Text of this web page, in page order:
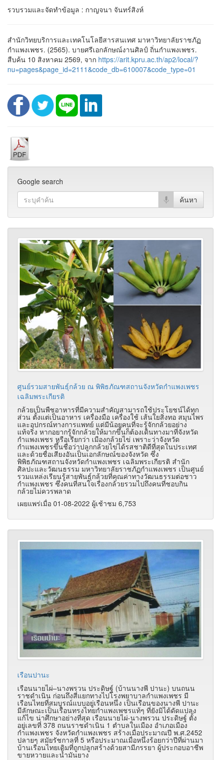
รวบรวมและจัดทำข้อมูล : กาญจนา จันทร์สิงห์
สำนักวิทยบริการและเทคโนโลยีสารสนเทศ มาหาวิทยาลัยราชภัฏ
กำแพงเพชร. (2565). บายศรีเอกลักษณ์งานศิลป์ ถิ่นกำแพงเพชร.
สืบค้น 10 สิงหาคม 2569, จาก https://arit.kpru.ac.th/ap2/local/?
nu=pages&page_id=2111&code_db=610007&code_type=01
Google search
ศูนย์รวมสายพันธุ์กล้วย ณ พิพิธภัณฑสถานจังหวัดกำแพงเพชร
เฉลิมพระเกียรติ
กล้วยเป็นพืชอาหารที่มีความสำคัญสามารถใช้ประโยชน์ได้ทุก
ส่วน ตั้งแต่เป็นอาหาร เครื่องมือ เครื่องใช้ เส้นใยสิ่งทอ สมุนไพร
และอุปกรณ์ทางการแพทย์ แต่มีน้อยคนที่จะรู้จักกล้วยอย่าง
แท้จริง หากอยากรู้จักกล้วยให้มากขึ้นก็ต้องเดินทางมาที่จังหวัด
กำแพงเพชร หรือเรียกว่า เมืองกล้วยไข่ เพราะว่าจังหวัด
กำแพงเพชรขึ้นชื่อว่าปลูกกล้วยไข่ได้รสชาติดีที่สุดในประเทศ
และด้วยชื่อเสียงอันเป็นเอกลักษณ์ของจังหวัด ซึ่ง
พิพิธภัณฑสถานจังหวัดกำแพงเพชร เฉลิมพระเกียรติ สำนัก
ศิลปะและวัฒนธรรม มหาวิทยาลัยราชภัฏกำแพงเพชร เป็นศูนย์
รวมแหล่งเรียนรู้สายพันธุ์กล้วยที่คุณค่าทางวัฒนธรรมต่อชาว
กำแพงเพชร ซึ่งคนที่สนใจเรื่องกล้วยรวมไปถึงคนที่ชอบกิน
กล้วยไม่ควรพลาด
เผยแพร่เมื่อ 01-08-2022 ผู้เช้าชม 6,753
เรือนปานะ
เรือนนายไผ่–นางพรวน ประดิษฐ์ (บ้านนางพี ปานะ) บนถนน
ราชดำเนิน ก่อนถึงสี่แยกทางไปโรงพยาบาลกำแพงเพชร มี
เรือนไทยที่สมบูรณ์แบบอยู่เรือนหนึ่ง เป็นเรือนของนางพี ปานะ
มีลักษณะเป็นเรือนทรงไทยกำแพงเพชรแท้ๆ ที่ยังมิได้ดัดแปลง
แก้ไข น่าศึกษาอย่างที่สุด เรือนนายไผ่-นางพรวน ประดิษฐ์ ตั้ง
อยู่เลขที่ 378 ถนนราชดำเนิน 1 ตำบลในเมือง อำเภอเมือง
กำแพงเพชร จังหวัดกำแพงเพชร สร้างเมื่อประมาณปี พ.ศ.2452
ปลายๆ สมัยรัชกาลที่ 5 หรือประมาณเมื่อหนึ่งร้อยกว่าปีที่ผ่านมา
บ้านเรือนไทยเดิมที่ถูกปลูกสร้างด้วยสามีภรรยา ผู้ประกอบอาชีพ
ขายหวายและน้ำมันยาง